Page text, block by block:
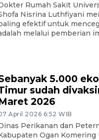
Rumah Sakit
Nisrina Luthfiyani
efektif untuk
melalui pemberian
5.000
sudah
2026
April 2026 6:52 WIB
Perikanan dan
Ogan Komering